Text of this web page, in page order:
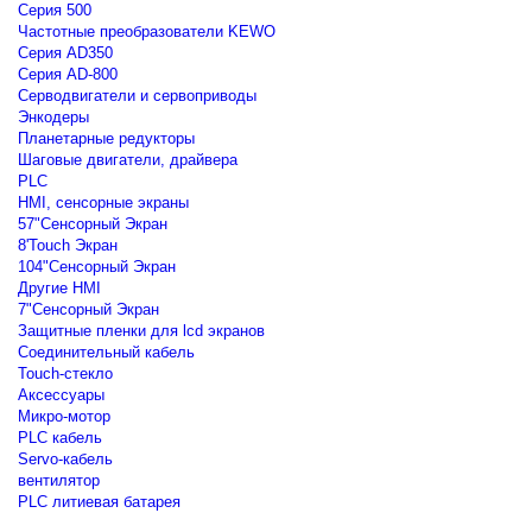
Серия 500
Частотные преобразователи KEWO
Серия AD350
Серия AD-800
Серводвигатели и сервоприводы
Энкодеры
Планетарные редукторы
Шаговые двигатели, драйвера
PLC
HMI, сенсорные экраны
57"Сенсорный Экран
8'Touch Экран
104"Сенсорный Экран
Другие HMI
7"Сенсорный Экран
Защитные пленки для lcd экранов
Соединительный кабель
Touch-стекло
Аксессуары
Микро-мотор
PLC кабель
Servo-кабель
вентилятор
PLC литиевая батарея